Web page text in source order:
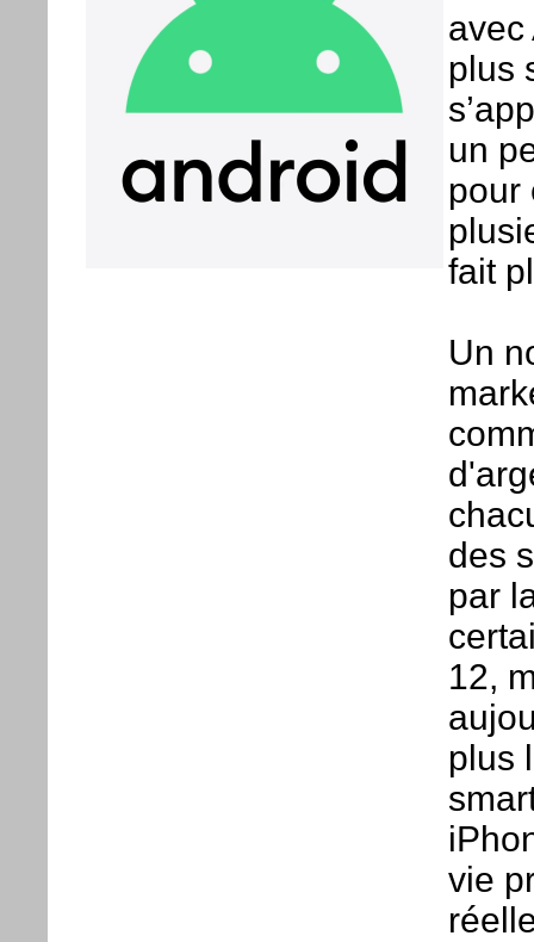
avec
plus
un
pour
fait
Un
des
par
12,
plus
vie